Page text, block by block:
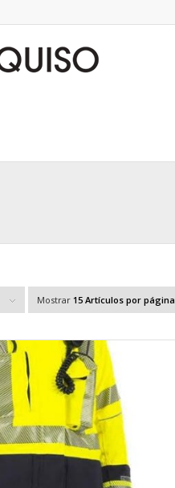
Mostrar 15 Artículos por página